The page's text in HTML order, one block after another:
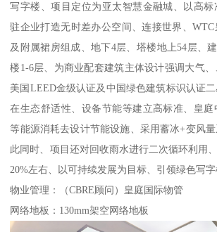
写字楼、项目定位为亚太智慧金融城、以高
驻企业打造无时差办公空间、连接世界、
及附属裙房组成、地下4层、塔楼地上54层、
楼1-6层、为商业配套建筑主体设计强调大气
美国LEED金级认证及中国绿色建筑标识认证二
在生态舒适性、设备节能等建立高标准、皇庭
等能源消耗去设计节能设施、采用蓄冰+变风
此同时、项目还对回收雨水进行二次循环利用
20%左右、以可持续发展为目标、引领绿色写字
物业管理：（CBRE顾问）皇庭国际物管
网络地板：130mm架空网络地板